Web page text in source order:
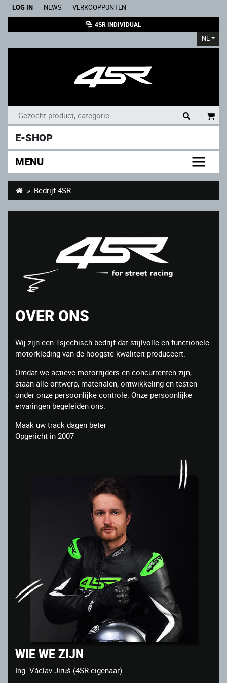
LOG IN NEWS VERKOOPPUNTEN
4SR INDIVIDUAL
NL
E-SHOP
MENU
Bedrijf 4SR
OVER ONS
Wij zijn een Tsjechisch bedrijf dat stijlvolle en functionele
motorkleding van de hoogste kwaliteit produceert.
Omdat we actieve motorrijders en concurrenten zijn,
staan ​​alle ontwerp, materialen, ontwikkeling en testen
onder onze persoonlijke controle. Onze persoonlijke
ervaringen begeleiden ons.
Maak uw track dagen beter
Opgericht in 2007
WIE WE ZIJN
Ing. Václav Jiruš (4SR-eigenaar)